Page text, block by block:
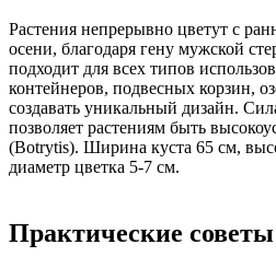
Растения непрерывно цветут с
осени, благодаря гену мужской
подходит для всех типов
контейнеров, подвесных корзин,
создавать уникальный дизайн.
позволяет растениям быть
(Botrytis). Ширина куста 65 см,
диаметр цветка 5-7 см.
Практические